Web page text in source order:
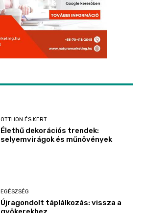
OTTHON ÉS KERT
Élethű dekorációs trendek:
selyemvirágok és műnövények
EGÉSZSÉG
Újragondolt táplálkozás: vissza a